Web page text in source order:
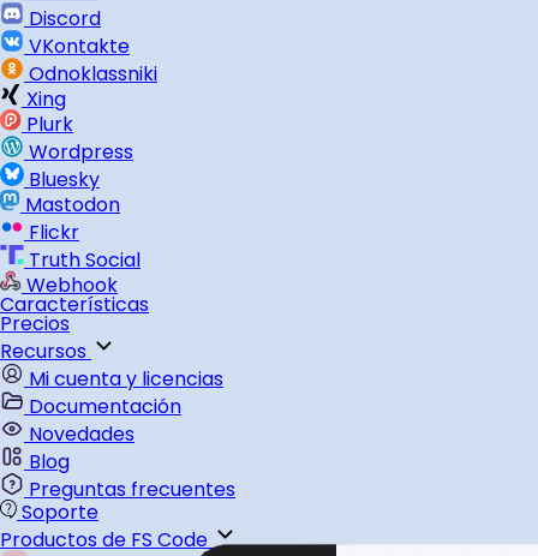
Discord
VKontakte
Odnoklassniki
Xing
Plurk
Wordpress
Bluesky
Mastodon
Flickr
Truth Social
Webhook
Características
Precios
Recursos
Mi cuenta y licencias
Documentación
Novedades
Blog
Preguntas frecuentes
Soporte
Productos de FS Code